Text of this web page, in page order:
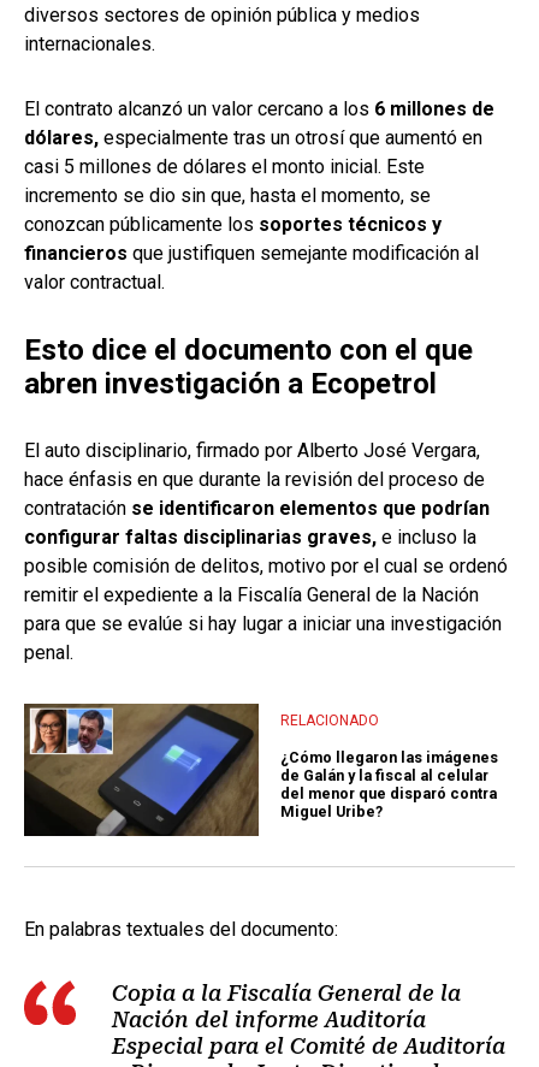
diversos sectores de opinión pública y medios
internacionales.
El contrato alcanzó un valor cercano a los 6 millones de
dólares, especialmente tras un otrosí que aumentó en
casi 5 millones de dólares el monto inicial. Este
incremento se dio sin que, hasta el momento, se
conozcan públicamente los soportes técnicos y
financieros que justifiquen semejante modificación al
valor contractual.
Esto dice el documento con el que
abren investigación a Ecopetrol
El auto disciplinario, firmado por Alberto José Vergara,
hace énfasis en que durante la revisión del proceso de
contratación se identificaron elementos que podrían
configurar faltas disciplinarias graves, e incluso la
posible comisión de delitos, motivo por el cual se ordenó
remitir el expediente a la Fiscalía General de la Nación
para que se evalúe si hay lugar a iniciar una investigación
penal.
RELACIONADO
¿Cómo llegaron las imágenes
de Galán y la fiscal al celular
del menor que disparó contra
Miguel Uribe?
En palabras textuales del documento:
Copia a la Fiscalía General de la
Nación del informe Auditoría
Especial para el Comité de Auditoría